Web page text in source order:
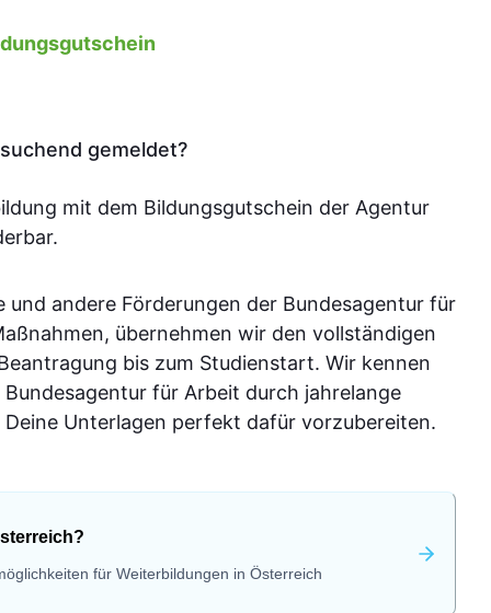
gemeldet?
mit dem Bildungsgutschein der Agentur
und andere Förderungen der Bundesagentur für
übernehmen wir den vollständigen
bis zum Studienstart. Wir kennen
für Arbeit durch jahrelange
Unterlagen perfekt dafür vorzubereiten.
für Weiterbildungen in Österreich